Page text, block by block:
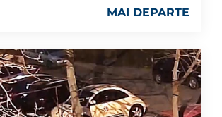
MAI DEPARTE